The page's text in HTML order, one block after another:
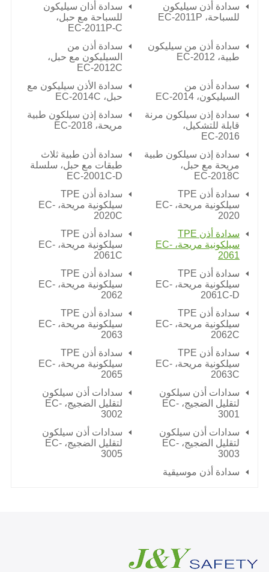
سدادة أذن سيليكون
للسباحة، EC-2011P
سدادة أذان سيليكون
للسباحة مع حبل،
EC-2011P-C
سدادة أذن من سيليكون
طبية، EC-2012
سدادة أذن من
السيليكون مع حبل،
EC-2012C
سدادة أذن من
السيليكون، EC-2014
سدادة الأذن سيليكون مع
حبل، EC-2014C
سدادة إذن سيلكون مرنة
قابلة للتشكيل،
EC-2016
سدادة إذن سيلكون طبية
مريحة، EC-2018
سدادة إذن سيلكون طبية
مريحة مع حبل،
EC-2018C
سدادة أذن طبية ثلاث
طبقات مع حبل، سلسلة
EC-2001C-D
سدادة أذن TPE
سيلكونية مريحة، EC-
2020
سدادة أذن TPE
سيلكونية مريحة، EC-
2020C
سدادة أذن TPE
سيلكونية مريحة، EC-
2061
سدادة أذن TPE
سيلكونية مريحة، EC-
2061C
سدادة أذن TPE
سيلكونية مريحة، EC-
2061C-D
سدادة أذن TPE
سيلكونية مريحة، EC-
2062
سدادة أذن TPE
سيلكونية مريحة، EC-
2062C
سدادة أذن TPE
سيلكونية مريحة، EC-
2063
سدادة أذن TPE
سيلكونية مريحة، EC-
2063C
سدادة أذن TPE
سيلكونية مريحة، EC-
2065
سدادات أذن سيلكون
لتقليل الضجيج، EC-
3001
سدادات أذن سيلكون
لتقليل الضجيج، EC-
3002
سدادات أذن سيلكون
لتقليل الضجيج، EC-
3003
سدادات أذن سيلكون
لتقليل الضجيج، EC-
3005
سدادة أذن موسيقية